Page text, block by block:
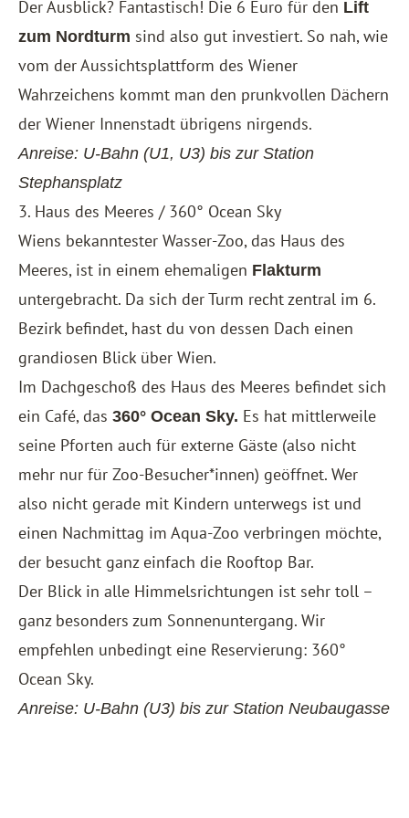
Der Ausblick? Fantastisch! Die 6 Euro für den Lift
zum Nordturm sind also gut investiert. So nah, wie
vom der Aussichtsplattform des Wiener
Wahrzeichens kommt man den prunkvollen Dächern
der Wiener Innenstadt übrigens nirgends.
Anreise: U-Bahn (U1, U3) bis zur Station
Stephansplatz
3. Haus des Meeres / 360° Ocean Sky
Wiens bekanntester Wasser-Zoo, das Haus des
Meeres, ist in einem ehemaligen Flakturm
untergebracht. Da sich der Turm recht zentral im 6.
Bezirk befindet, hast du von dessen Dach einen
grandiosen Blick über Wien.
Im Dachgeschoß des Haus des Meeres befindet sich
ein Café, das 360° Ocean Sky. Es hat mittlerweile
seine Pforten auch für externe Gäste (also nicht
mehr nur für Zoo-Besucher*innen) geöffnet. Wer
also nicht gerade mit Kindern unterwegs ist und
einen Nachmittag im Aqua-Zoo verbringen möchte,
der besucht ganz einfach die Rooftop Bar.
Der Blick in alle Himmelsrichtungen ist sehr toll –
ganz besonders zum Sonnenuntergang. Wir
empfehlen unbedingt eine Reservierung: 360°
Ocean Sky.
Anreise: U-Bahn (U3) bis zur Station Neubaugasse